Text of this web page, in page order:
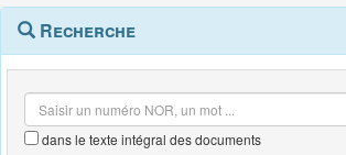
Navigation
outils
Menu
contextuel
Recherche
dans le texte intégral des documents